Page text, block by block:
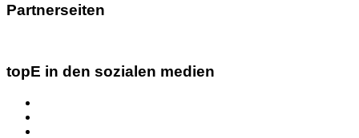
Partnerseiten
topE in den sozialen medien